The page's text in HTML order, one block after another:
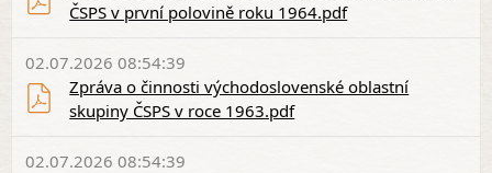
ČSPS v první polovině roku 1964.pdf
Zpráva o činnosti východoslovenské oblastní
skupiny ČSPS v roce 1963.pdf
02.07.2026 08:54:39
02.07.2026 08:54:39